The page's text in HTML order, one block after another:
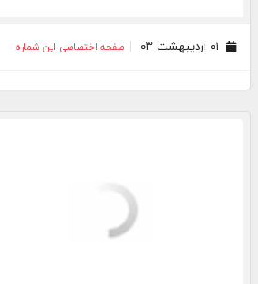
صفحه اختصاصی این شماره